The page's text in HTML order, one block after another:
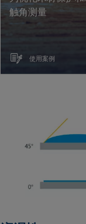
触角测量
使用案例